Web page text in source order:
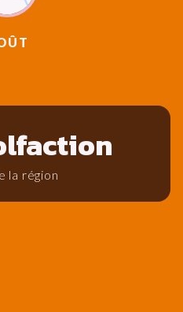
la région